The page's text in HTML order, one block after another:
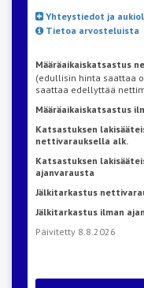
Yhteystiedot ja
Tietoa arvosteluista
Määräaikaiskatsastus
(edullisin hinta saattaa
saattaa edellyttää
Määräaikaiskatsastus
Katsastuksen
nettivarauksella alk.
Katsastuksen
ajanvarausta
Jälkitarkastus
Jälkitarkastus ilman
Päivitetty 8.8.2026